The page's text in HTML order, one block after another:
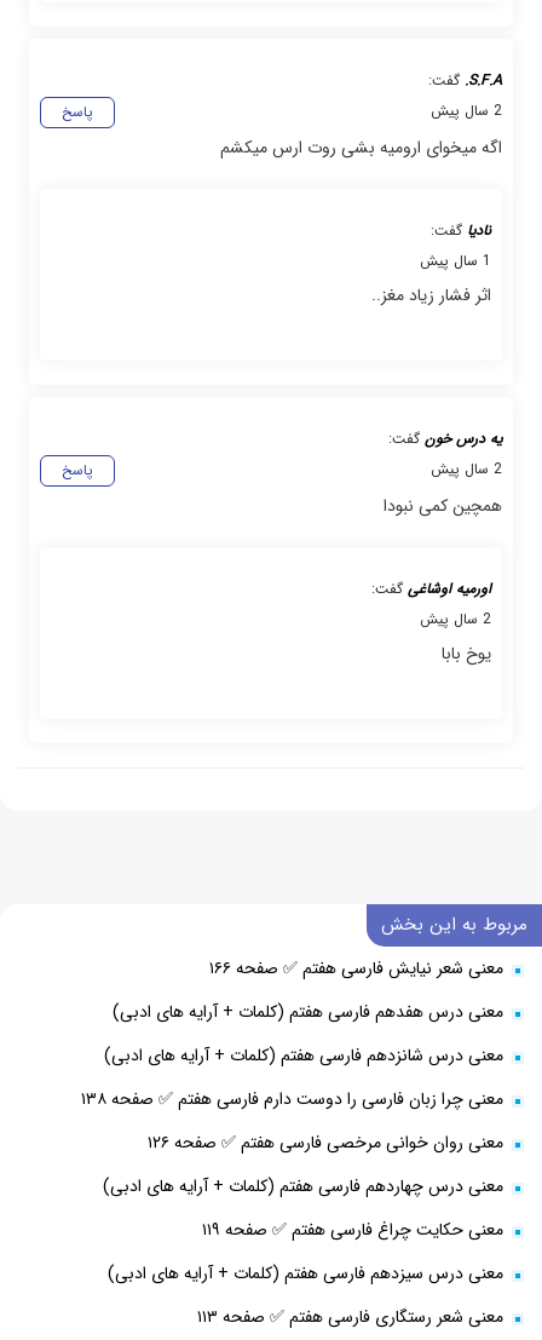
S.F.A. گفت:
پاسخ
2 سال پیش
اگه میخوای ارومیه بشی روت ارس میکشم
نادیا گفت:
1 سال پیش
اثر فشار زیاد مغز..
یه درس خون گفت:
پاسخ
2 سال پیش
همچین کمی نبودا
اورمیه اوشاغی گفت:
2 سال پیش
یوخ بابا
مربوط به این بخش
معنی شعر نیایش فارسی هفتم ✅ صفحه ۱۶۶
معنی درس هفدهم فارسی هفتم (کلمات + آرایه های ادبی)
معنی درس شانزدهم فارسی هفتم (کلمات + آرایه های ادبی)
معنی چرا زبان فارسی را دوست دارم فارسی هفتم ✅ صفحه ۱۳۸
معنی روان خوانی مرخصی فارسی هفتم ✅ صفحه ۱۲۶
معنی درس چهاردهم فارسی هفتم (کلمات + آرایه های ادبی)
معنی حکایت چراغ فارسی هفتم ✅ صفحه ۱۱۹
معنی درس سیزدهم فارسی هفتم (کلمات + آرایه های ادبی)
معنی شعر رستگاری فارسی هفتم ✅ صفحه ۱۱۳